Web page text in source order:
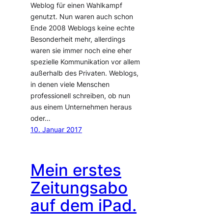
Weblog für einen Wahlkampf
genutzt. Nun waren auch schon
Ende 2008 Weblogs keine echte
Besonderheit mehr, allerdings
waren sie immer noch eine eher
spezielle Kommunikation vor allem
außerhalb des Privaten. Weblogs,
in denen viele Menschen
professionell schreiben, ob nun
aus einem Unternehmen heraus
oder…
10. Januar 2017
Mein erstes
Zeitungsabo
auf dem iPad.